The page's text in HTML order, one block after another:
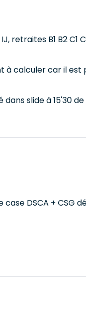
retraites B1 B2 C1
à calculer car il
slide à 15'30
DSCA + CSG